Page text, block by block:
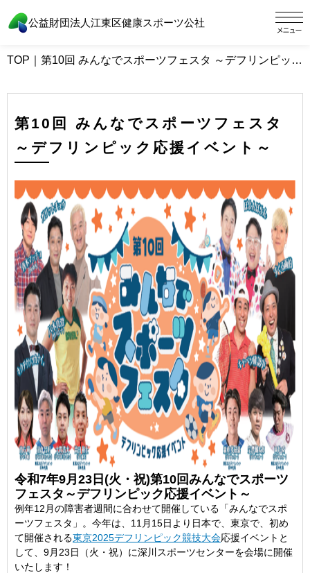
公益財団法人江東区健康スポーツ公社
TOP 第10回 みんなでスポーツフェスタ ～デフリンピック応援イベント～
第10回 みんなでスポーツフェスタ
～デフリンピック応援イベント～
令和7年9月23日(火・祝)第10回みんなでスポーツ
フェスタ～デフリンピック応援イベント～
例年12月の障害者週間に合わせて開催している「みんなでスポ
ーツフェスタ」。今年は、11月15日より日本で、東京で、初め
て開催される東京2025デフリンピック競技大会応援イベントと
して、9月23日（火・祝）に深川スポーツセンターを会場に開催
いたします！